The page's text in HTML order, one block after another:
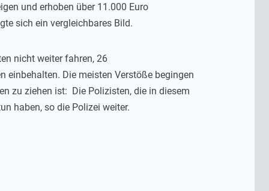
und erhoben über 11.000 Euro
sich ein vergleichbares Bild.
nicht weiter fahren, 26
einbehalten. Die meisten Verstöße begingen
zu ziehen ist: Die Polizisten, die in diesem
haben, so die Polizei weiter.